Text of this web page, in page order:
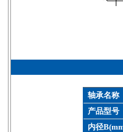
轴承名称
产品型号
内径